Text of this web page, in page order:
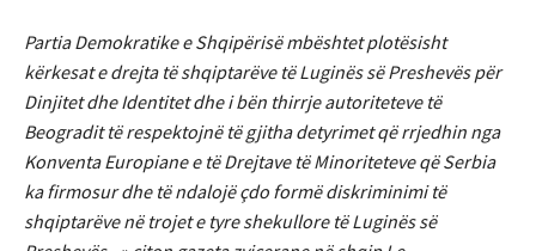
Partia Demokratike e Shqipërisë mbështet plotësisht
kërkesat e drejta të shqiptarëve të Luginës së Preshevës për
Dinjitet dhe Identitet dhe i bën thirrje autoriteteve të
Beogradit të respektojnë të gjitha detyrimet që rrjedhin nga
Konventa Europiane e të Drejtave të Minoriteteve që Serbia
ka firmosur dhe të ndalojë çdo formë diskriminimi të
shqiptarëve në trojet e tyre shekullore të Luginës së